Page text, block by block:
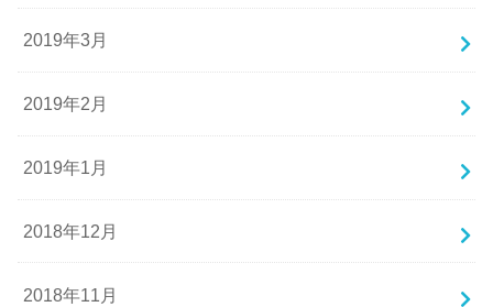
2019年3月
2019年2月
2019年1月
2018年12月
2018年11月